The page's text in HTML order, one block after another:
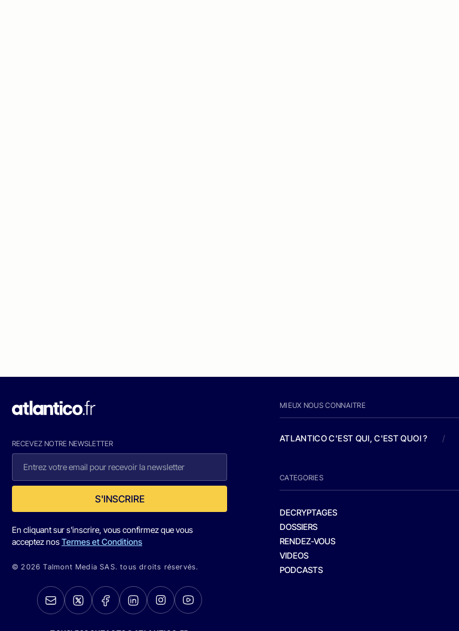
RECEVEZ NOTRE NEWSLETTER
S'INSCRIRE
En cliquant sur s'inscrire, vous confirmez que vous
acceptez nosTermes et Conditions
© 2026 Talmont Media SAS. tous droits réservés.
MIEUX NOUS CONNAITRE
ATLANTICO C'EST QUI, C'EST QUOI ? /
CATEGORIES
DECRYPTAGES
DOSSIERS
RENDEZ-VOUS
VIDEOS
PODCASTS